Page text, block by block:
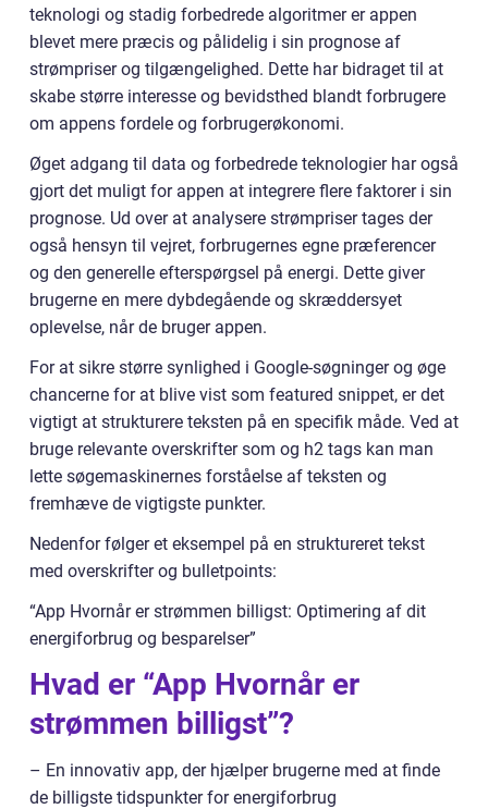
teknologi og stadig forbedrede algoritmer er appen
blevet mere præcis og pålidelig i sin prognose af
strømpriser og tilgængelighed. Dette har bidraget til at
skabe større interesse og bevidsthed blandt forbrugere
om appens fordele og forbrugerøkonomi.
Øget adgang til data og forbedrede teknologier har også
gjort det muligt for appen at integrere flere faktorer i sin
prognose. Ud over at analysere strømpriser tages der
også hensyn til vejret, forbrugernes egne præferencer
og den generelle efterspørgsel på energi. Dette giver
brugerne en mere dybdegående og skræddersyet
oplevelse, når de bruger appen.
For at sikre større synlighed i Google-søgninger og øge
chancerne for at blive vist som featured snippet, er det
vigtigt at strukturere teksten på en specifik måde. Ved at
bruge relevante overskrifter som og h2 tags kan man
lette søgemaskinernes forståelse af teksten og
fremhæve de vigtigste punkter.
Nedenfor følger et eksempel på en struktureret tekst
med overskrifter og bulletpoints:
“App Hvornår er strømmen billigst: Optimering af dit
energiforbrug og besparelser”
Hvad er “App Hvornår er
strømmen billigst”?
– En innovativ app, der hjælper brugerne med at finde
de billigste tidspunkter for energiforbrug